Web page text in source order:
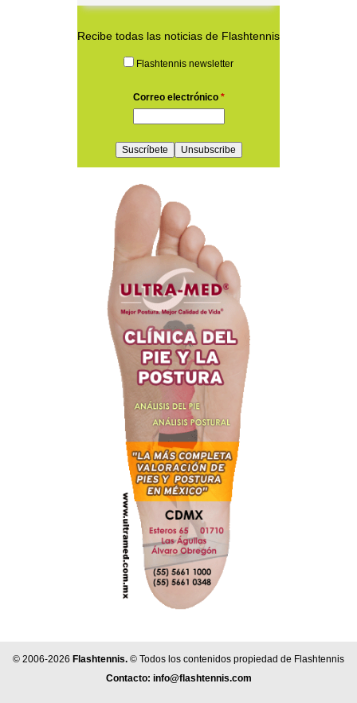
Recibe todas las noticias de Flashtennis
Flashtennis newsletter
Correo electrónico *
© 2006-2026 Flashtennis. © Todos los contenidos propiedad de Flashtennis
Contacto: info@flashtennis.com